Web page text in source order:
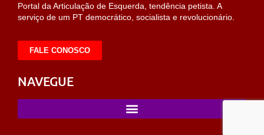
Portal da Articulação de Esquerda, tendência petista. A
serviço de um PT democrático, socialista e revolucionário.
FALE CONOSCO
NAVEGUE